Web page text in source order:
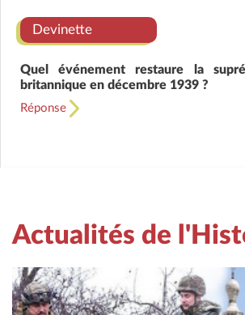
Devinette
Quel événement restaure la
britannique en décembre 1939 ?
Réponse
Actualités de